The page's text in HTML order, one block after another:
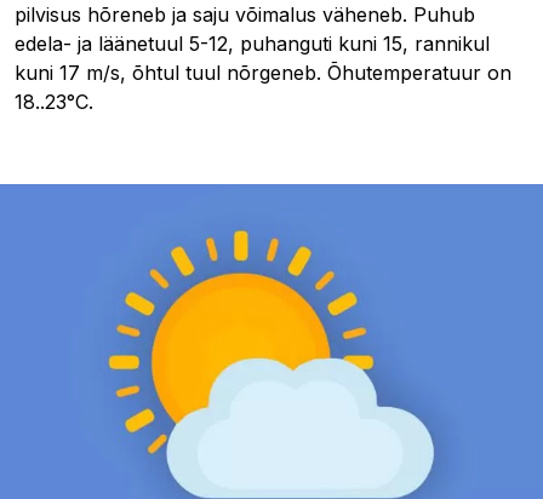
pilvisus hõreneb ja saju võimalus väheneb. Puhub
edela- ja läänetuul 5-12, puhanguti kuni 15, rannikul
kuni 17 m/s, õhtul tuul nõrgeneb. Õhutemperatuur on
18..23°C.